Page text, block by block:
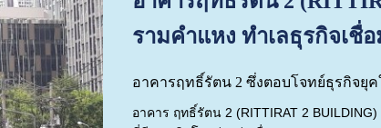
รามคำแหง ทำเลธุรกิจเชื่
อาคารฤทธิ์รัตน 2 ซึ่งตอบโจทย์ธุรกิจยุ
อาคาร ฤทธิ์รัตน 2 (RITTIRAT 2